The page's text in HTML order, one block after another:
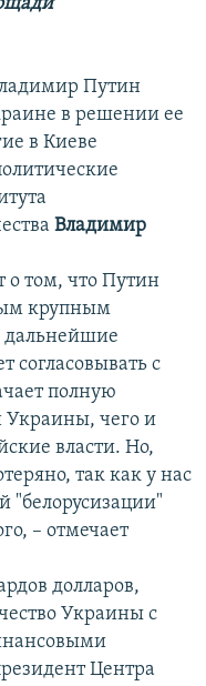
Путин
в решении ее
в Киеве
Владимир
о том, что Путин
крупным
дальнейшие
согласовывать с
полную
Украины, чего и
власти. Но,
так как у нас
"белорусизации"
– отмечает
долларов,
Украины с
Центра